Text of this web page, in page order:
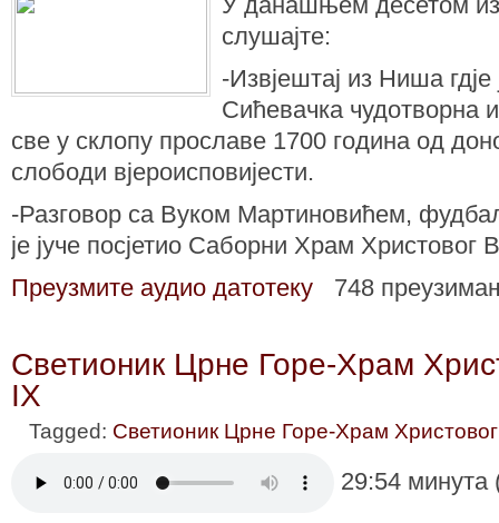
слушајте:
-Извјештај из Ниша
Сићевачка чудотворна
све у склопу прославе 1700 година од
слободи вјероисповијести.
-Разговор са Вуком Мартиновићем,
је јуче посјетио Саборни Храм Христовог
Преузмите аудио датотеку
748
Светионик Црне Горе-Храм
IX
Tagged: Светионик Црне Горе-Храм
29:54